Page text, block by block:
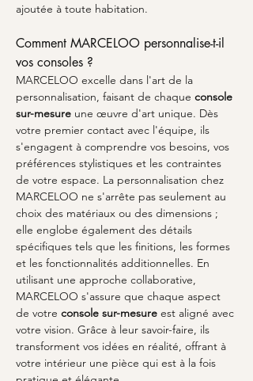
ajoutée à toute habitation.
Comment MARCELOO personnalise-t-il
vos consoles ?
MARCELOO excelle dans l'art de la
personnalisation, faisant de chaque console
sur-mesure une œuvre d'art unique. Dès
votre premier contact avec l'équipe, ils
s'engagent à comprendre vos besoins, vos
préférences stylistiques et les contraintes
de votre espace. La personnalisation chez
MARCELOO ne s'arrête pas seulement au
choix des matériaux ou des dimensions ;
elle englobe également des détails
spécifiques tels que les finitions, les formes
et les fonctionnalités additionnelles. En
utilisant une approche collaborative,
MARCELOO s'assure que chaque aspect
de votre console sur-mesure est aligné avec
votre vision. Grâce à leur savoir-faire, ils
transforment vos idées en réalité, offrant à
votre intérieur une pièce qui est à la fois